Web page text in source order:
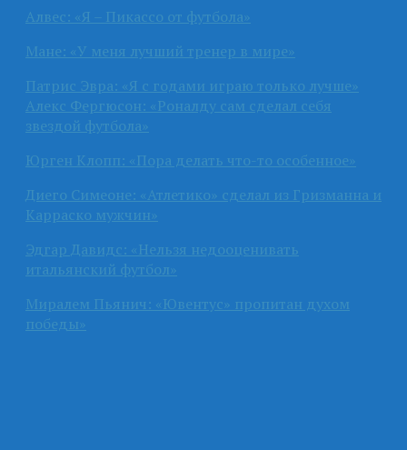
Алвес: «Я – Пикассо от футбола»
Мане: «У меня лучший тренер в мире»
Патрис Эвра: «Я с годами играю только лучше»
Алекс Фергюсон: «Роналду сам сделал себя
звездой футбола»
Юрген Клопп: «Пора делать что-то особенное»
Диего Симеоне: «Атлетико» сделал из Гризманна и
Карраско мужчин»
Эдгар Давидс: «Нельзя недооценивать
итальянский футбол»
Миралем Пьянич: «Ювентус» пропитан духом
победы»